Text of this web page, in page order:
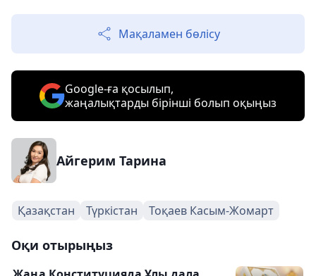
Мақаламен бөлісу
Google-ға қосылып,
жаңалықтарды бірінші болып оқыңыз
Айгерим Тарина
Қазақстан Түркістан Тоқаев Касым-Жомарт
Оқи отырыңыз